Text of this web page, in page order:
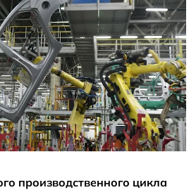
производственного цикла